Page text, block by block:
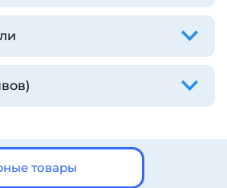
товары